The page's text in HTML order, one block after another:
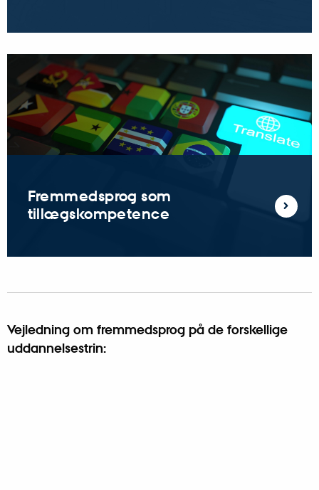
Fremmedsprog som
tillægskompetence
Vejledning om fremmedsprog på de forskellige
uddannelsestrin: